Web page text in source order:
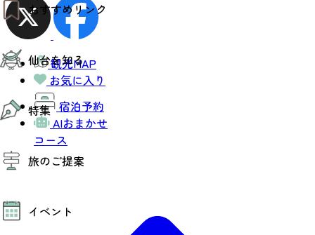
おすすめリンク
仙台夜時間
モデルコース
エリアガイド
お知らせ
お得なチケット
仙台を知る
仙台の魅力
エリアガイド
復興に向けて
仙台観光PR動画ライブラリー
仙台から行く東北周遊旅
伝統的工芸品
特集
特集
夜時間トピックス
旅のご提案
AIおまかせコース
イベント
観光MAP
お気に入り
宿泊予約
AIおまかせ
コース